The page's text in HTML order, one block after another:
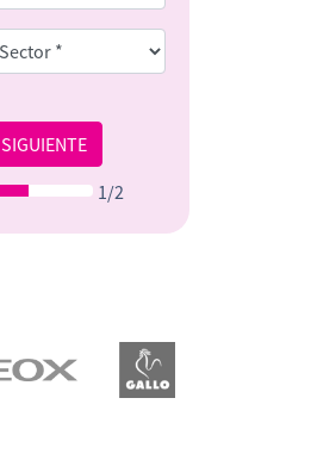
SIGUIENTE
1/2